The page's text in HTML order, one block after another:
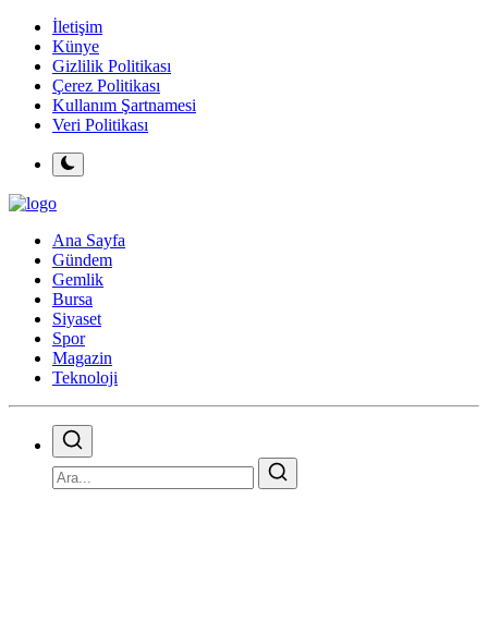
İletişim
Künye
Gizlilik Politikası
Çerez Politikası
Kullanım Şartnamesi
Veri Politikası
Ana Sayfa
Gündem
Gemlik
Bursa
Siyaset
Spor
Magazin
Teknoloji